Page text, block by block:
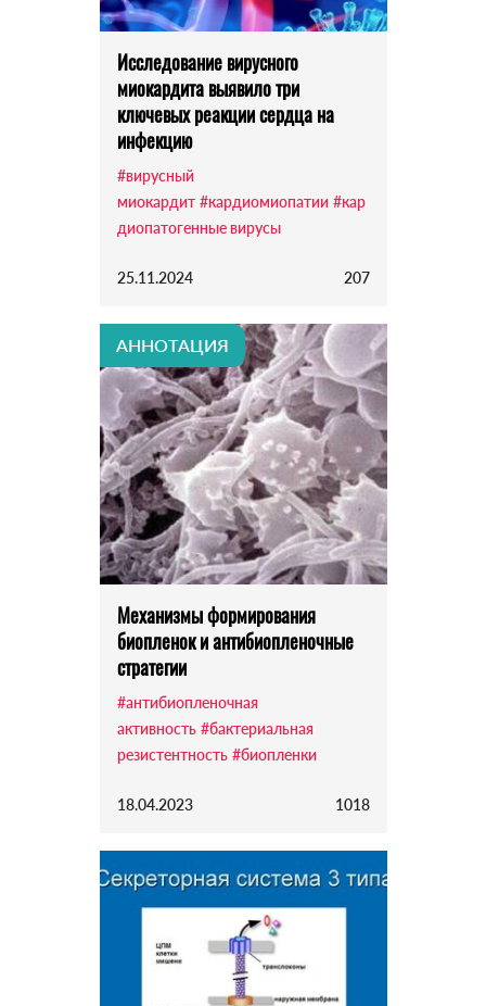
Исследование вирусного
миокардита выявило три
ключевых реакции сердца на
инфекцию
#вирусный
миокардит #кардиомиопатии #кар
диопатогенные вирусы
25.11.2024 207
АННОТАЦИЯ
Механизмы формирования
биопленок и антибиопленочные
стратегии
#антибиопленочная
активность #бактериальная
резистентность #биопленки
18.04.2023 1018